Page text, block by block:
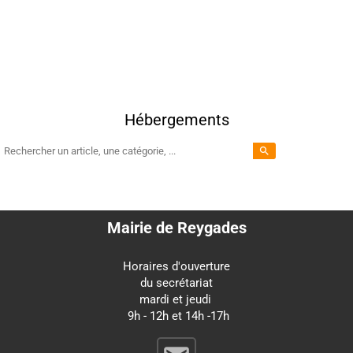
Hébergements
search
Mairie de Reygades
Horaires d'ouverture
du secrétariat
mardi et jeudi
9h - 12h et 14h -17h